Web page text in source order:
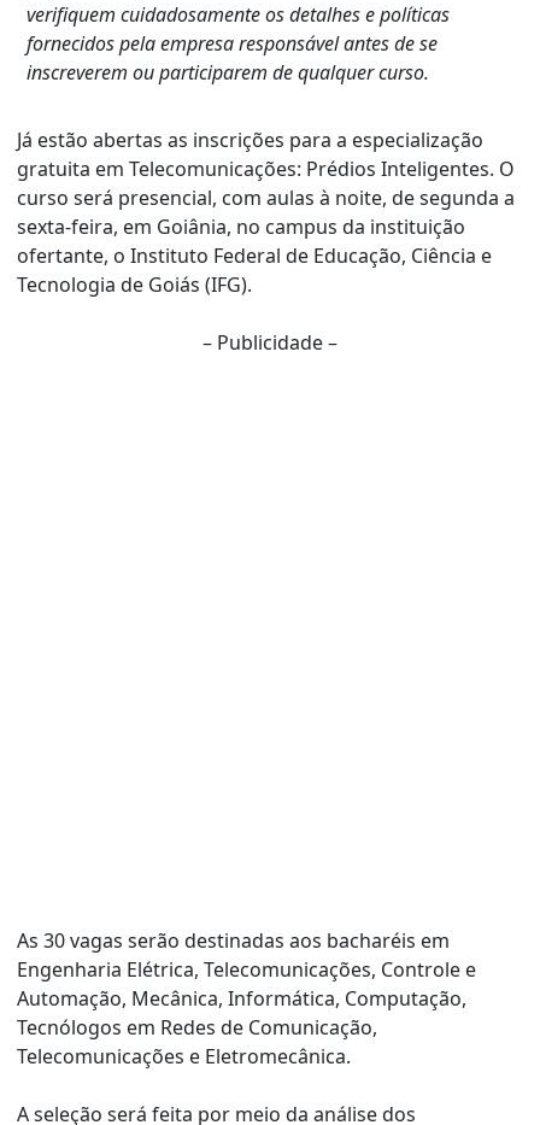
verifiquem cuidadosamente os detalhes e políticas
fornecidos pela empresa responsável antes de se
inscreverem ou participarem de qualquer curso.
Já estão abertas as inscrições para a especialização
gratuita em Telecomunicações: Prédios Inteligentes. O
curso será presencial, com aulas à noite, de segunda a
sexta-feira, em Goiânia, no campus da instituição
ofertante, o Instituto Federal de Educação, Ciência e
Tecnologia de Goiás (IFG).
– Publicidade –
As 30 vagas serão destinadas aos bacharéis em
Engenharia Elétrica, Telecomunicações, Controle e
Automação, Mecânica, Informática, Computação,
Tecnólogos em Redes de Comunicação,
Telecomunicações e Eletromecânica.
A seleção será feita por meio da análise dos